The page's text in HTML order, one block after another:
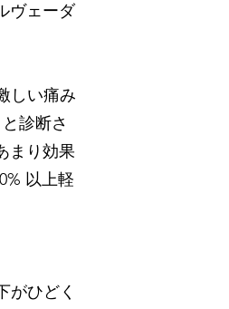
ヴェーダ
しい痛み
診断さ
まり効果
以上軽
がひどく